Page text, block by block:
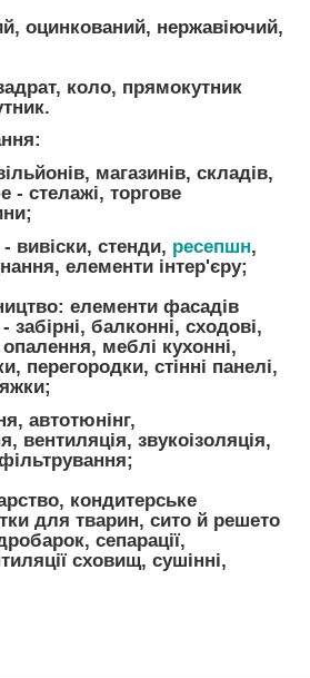
оцинкований, нержавіючий,
коло, прямокутник
магазинів, складів,
- стелажі, торгове
вивіски, стенди, ресепшн,
елементи інтер'єру;
елементи фасадів
забірні, балконні, сходові,
опалення, меблі кухонні,
перегородки, стінні панелі,
автотюнінг,
вентиляція, звукоізоляція,
кондитерське
для тварин, сито й решето
сепарації,
сховищ, сушінні,